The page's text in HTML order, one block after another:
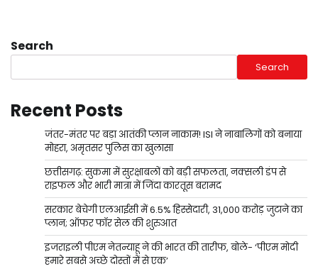
Search
Search
Recent Posts
जंतर-मंतर पर बड़ा आतंकी प्लान नाकाम! ISI ने नाबालिगों को बनाया
मोहरा, अमृतसर पुलिस का खुलासा
छत्तीसगढ़: सुकमा में सुरक्षाबलों को बड़ी सफलता, नक्सली डंप से
राइफल और भारी मात्रा में जिंदा कारतूस बरामद
सरकार बेचेगी एलआईसी में 6.5% हिस्सेदारी, 31,000 करोड़ जुटाने का
प्लान; ऑफर फॉर सेल की शुरुआत
इजराइली पीएम नेतन्याहू ने की भारत की तारीफ, बोले- ‘पीएम मोदी
हमारे सबसे अच्छे दोस्तों में से एक’